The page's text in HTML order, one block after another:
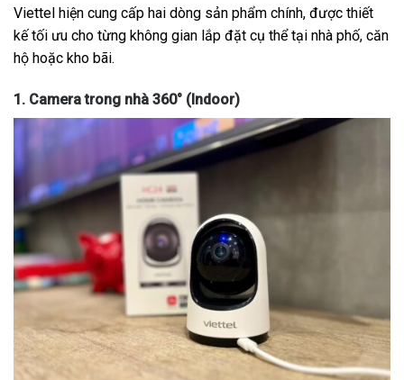
Viettel hiện cung cấp hai dòng sản phẩm chính, được thiết
kế tối ưu cho từng không gian lắp đặt cụ thể tại nhà phố, căn
hộ hoặc kho bãi.
1. Camera trong nhà 360° (Indoor)